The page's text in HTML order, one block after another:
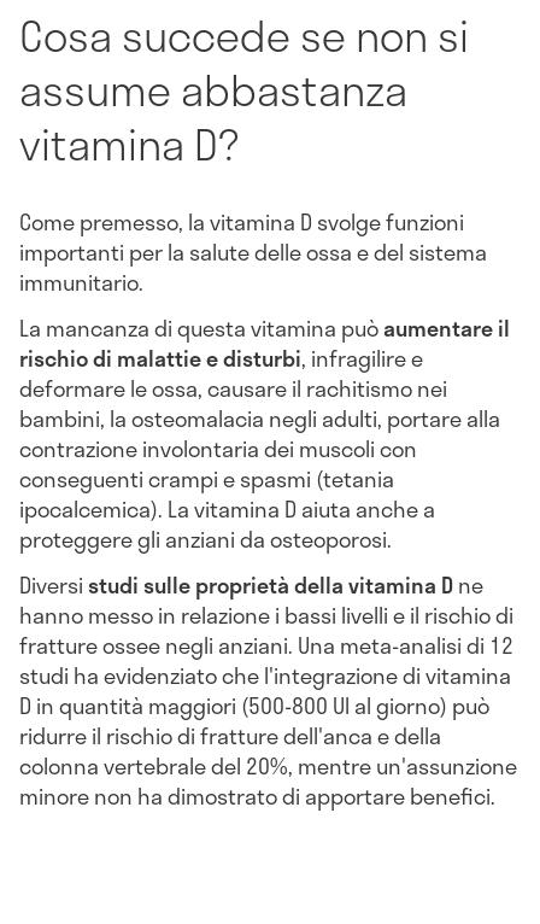
Cosa succede se non si
assume abbastanza
vitamina D?
Come premesso, la vitamina D svolge funzioni
importanti per la salute delle ossa e del sistema
immunitario.
La mancanza di questa vitamina puòaumentare il
rischio di malattie e disturbi, infragilire e
deformare le ossa, causare il rachitismo nei
bambini, la osteomalacia negli adulti, portare alla
contrazione involontaria dei muscoli con
conseguenti crampi e spasmi (tetania
ipocalcemica). La vitamina D aiuta anche a
proteggere gli anziani da osteoporosi.
Diversistudi sulle proprietà della vitamina Dne
hanno messo in relazione i bassi livelli e il rischio di
fratture ossee negli anziani. Una meta-analisi di 12
studi ha evidenziato che l'integrazione di vitamina
D in quantità maggiori (500-800 UI al giorno) può
ridurre il rischio di fratture dell'anca e della
colonna vertebrale del 20%, mentre un'assunzione
minore non ha dimostrato di apportare benefici.